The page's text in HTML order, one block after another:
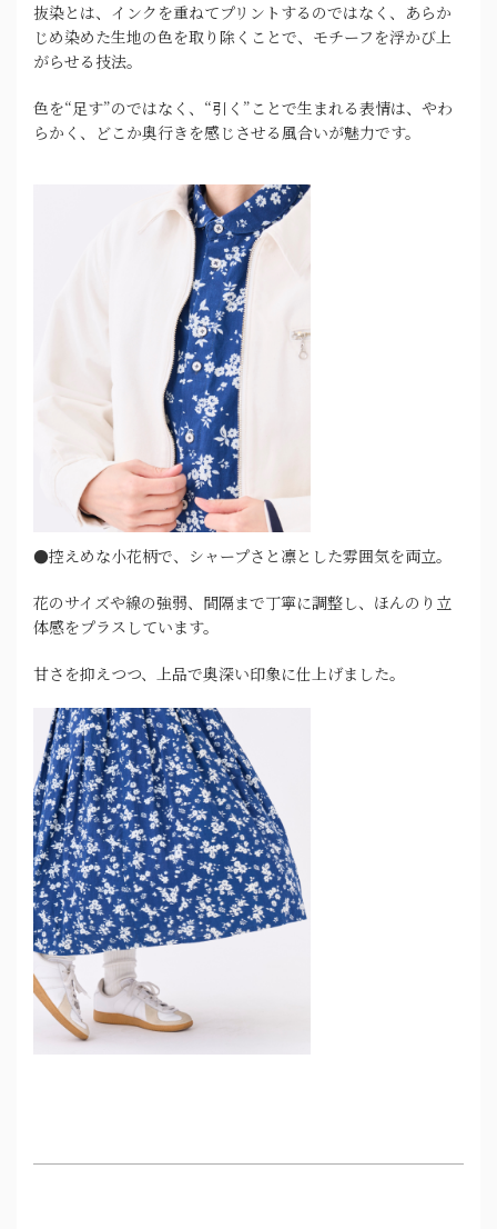
抜染とは、インクを重ねてプリントするのではなく、あらか
じめ染めた生地の色を取り除くことで、モチーフを浮かび上
がらせる技法。
色を“足す”のではなく、“引く”ことで生まれる表情は、やわ
らかく、どこか奥行きを感じさせる風合いが魅力です。
●控えめな小花柄で、シャープさと凛とした雰囲気を両立。
花のサイズや線の強弱、間隔まで丁寧に調整し、ほんのり立
体感をプラスしています。
甘さを抑えつつ、上品で奥深い印象に仕上げました。